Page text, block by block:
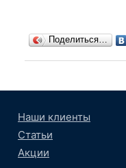
Поделиться…
Наши клиенты
Статьи
Акции